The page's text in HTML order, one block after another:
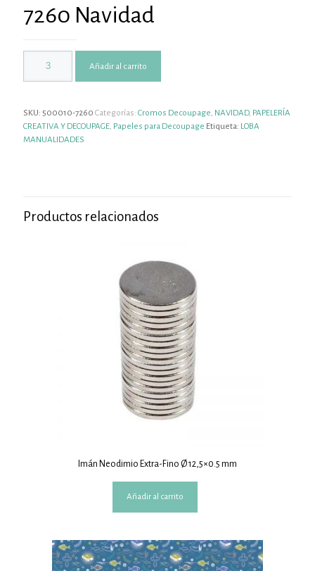
7260 Navidad
Añadir al carrito
SKU: 500010-7260 Categorías: Cromos Decoupage, NAVIDAD, PAPELERÍA
CREATIVA Y DECOUPAGE, Papeles para Decoupage Etiqueta: LOBA
MANUALIDADES
Productos relacionados
Imán Neodimio Extra-Fino Ø 12,5×0.5 mm
Añadir al carrito